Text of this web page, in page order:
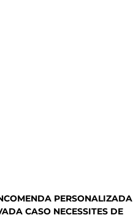
PERSONALIZADA
CASO NECESSITES DE